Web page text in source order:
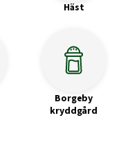
Häst
Borgeby
kryddgård